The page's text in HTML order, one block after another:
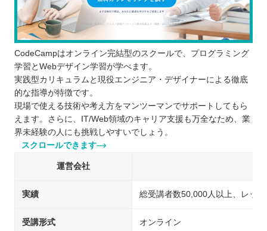
CodeCampはオンライン完結型のスクールで、プログラミング
学習とWebデザイン学習が学べます。
実践型カリキュラムと現役エンジニア・デザイナーによる徹底
的な指導が特徴です。
現場で使える技術や考え方をマンツーマンでサポートしてもら
えます。さらに、IT/Web領域のキャリア支援も万全なため、業
界未経験の人にも挑戦しやすいでしょう。
スクロールできます
運営会社
実績 総受講者数50,000人以上、レッ
受講形式 オンライン